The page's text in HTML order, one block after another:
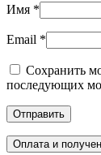
Имя *
Email *
Сохранить
последующих
Оплата и